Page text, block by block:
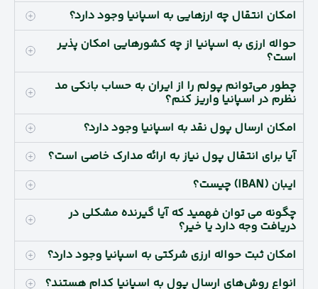
امکان انتقال چه ارزهایی به اسپانیا وجود دارد؟
حواله ارزی به اسپانیا از چه کشورهایی امکان پذیر
است؟
چطور می‌توانم پولم را از ایران به حساب بانکی مد
نظرم در اسپانیا واریز کنم؟
امکان ارسال پول نقد به اسپانیا وجود دارد؟
آیا برای انتقال پول نیاز به ارائه مدارک خاصی است؟
ایبان (IBAN) چیست؟
چگونه می توان فهمید که آیا گیرنده مشکلی در
دریافت وجه دارد یا خیر؟
امکان ثبت حواله ارزی شرکتی به اسپانیا وجود دارد؟
انواع روش‌های ارسال پول به اسپانیا کدام هستند؟